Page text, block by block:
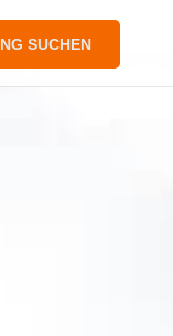
SUCHEN